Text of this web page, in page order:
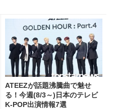
ATEEZが話題沸騰曲で魅せ
る！今週(8/3～)日本のテレビ
K-POP出演情報7選